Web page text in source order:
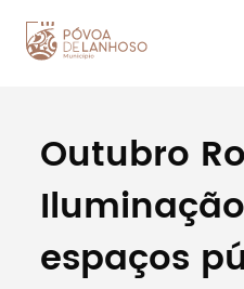
Procurar
Outubro
espaços